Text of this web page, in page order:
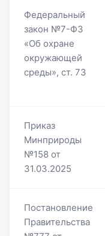
Федеральный
закон №7-ФЗ
«Об охране
окружающей
среды», ст. 73
Приказ
Минприроды
№158 от
31.03.2025
Постановление
Правительства